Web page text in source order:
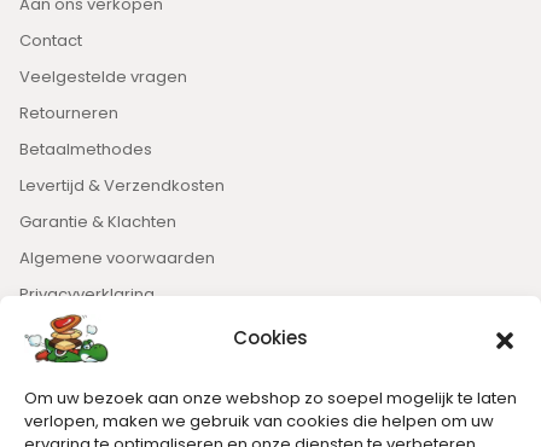
Cookies
Om uw bezoek aan onze webshop zo soepel mogelijk te laten
verlopen, maken we gebruik van cookies die helpen om uw
Contact
Veelgestelde vragen
Retourneren
Betaalmethodes
Levertijd & Verzendkosten
Garantie & Klachten
Algemene voorwaarden
Privacyverklaring
Nieuwsbrief
Blijft op de hoogte van het laatste nieuws.